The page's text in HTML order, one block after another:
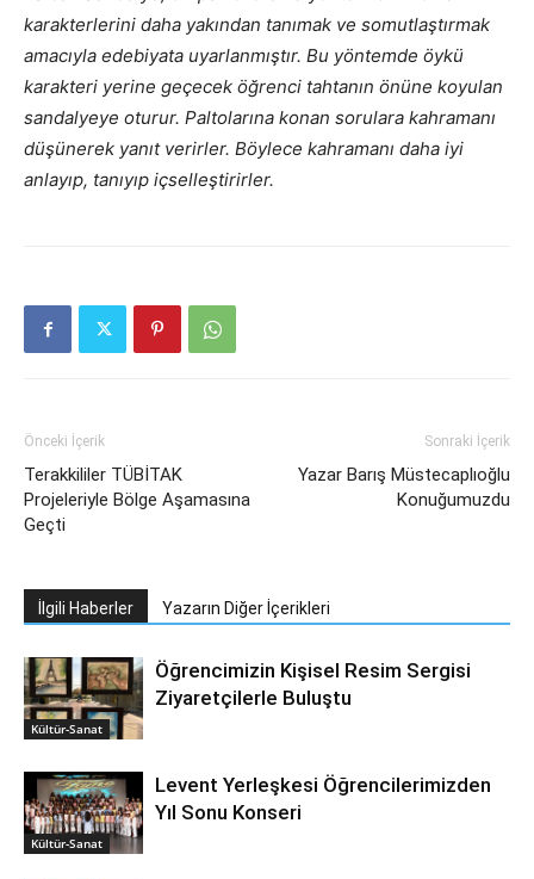
karakterlerini daha yakından tanımak ve somutlaştırmak
amacıyla edebiyata uyarlanmıştır. Bu yöntemde öykü
karakteri yerine geçecek öğrenci tahtanın önüne koyulan
sandalyeye oturur. Paltolarına konan sorulara kahramanı
düşünerek yanıt verirler. Böylece kahramanı daha iyi
anlayıp, tanıyıp içselleştirirler.
Önceki İçerik
Terakkililer TÜBİTAK
Projeleriyle Bölge Aşamasına
Geçti
Sonraki İçerik
Yazar Barış Müstecaplıoğlu
Konuğumuzdu
İlgili Haberler Yazarın Diğer İçerikleri
Kültür-Sanat
Öğrencimizin Kişisel Resim Sergisi
Ziyaretçilerle Buluştu
Kültür-Sanat
Levent Yerleşkesi Öğrencilerimizden
Yıl Sonu Konseri